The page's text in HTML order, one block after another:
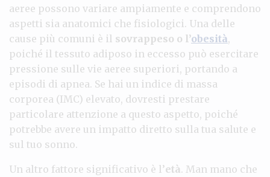
aeree possono variare ampiamente e comprendono
aspetti sia anatomici che fisiologici. Una delle
cause più comuni è il sovrappeso o l’obesità,
poiché il tessuto adiposo in eccesso può esercitare
pressione sulle vie aeree superiori, portando a
episodi di apnea. Se hai un indice di massa
corporea (IMC) elevato, dovresti prestare
particolare attenzione a questo aspetto, poiché
potrebbe avere un impatto diretto sulla tua salute e
sul tuo sonno.
Un altro fattore significativo è l’età. Man mano che